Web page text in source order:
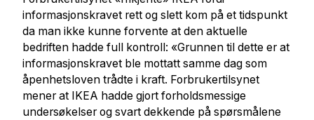
informasjonskravet rett og slett kom på et tidspunkt
da man ikke kunne forvente at den aktuelle
bedriften hadde full kontroll: «Grunnen til dette er at
informasjonskravet ble mottatt samme dag som
åpenhetsloven trådte i kraft. Forbrukertilsynet
mener at IKEA hadde gjort forholdsmessige
undersøkelser og svart dekkende på spørsmålene